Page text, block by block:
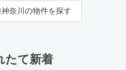
奈川の物件を探す
たて新着